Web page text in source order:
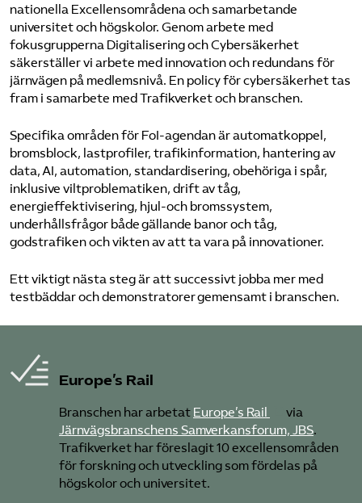
nationella Excellensområdena och samarbetande
universitet och högskolor. Genom arbete med
fokusgrupperna Digitalisering och Cybersäkerhet
säkerställer vi arbete med innovation och redundans för
järnvägen på medlemsnivå. En policy för cybersäkerhet tas
fram i samarbete med Trafikverket och branschen.
Specifika områden för FoI-agendan är automatkoppel,
bromsblock, lastprofiler, trafikinformation, hantering av
data, AI, automation, standardisering, obehöriga i spår,
inklusive viltproblematiken, drift av tåg,
energieffektivisering, hjul-och bromssystem,
underhållsfrågor både gällande banor och tåg,
godstrafiken och vikten av att ta vara på innovationer.
Ett viktigt nästa steg är att successivt jobba mer med
testbäddar och demonstratorer gemensamt i branschen.
Europe’s Rail
Branschen har arbetat Europe’s Rail
via
Järnvägsbranschens Samverkansforum, JBS.
Trafikverket har föreslagit 10 excellensområden
för forskning och utveckling som fördelas på
högskolor och universitet.